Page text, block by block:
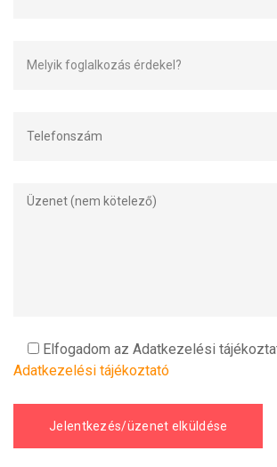
Elfogadom az Adatkezelési
Adatkezelési tájékoztató